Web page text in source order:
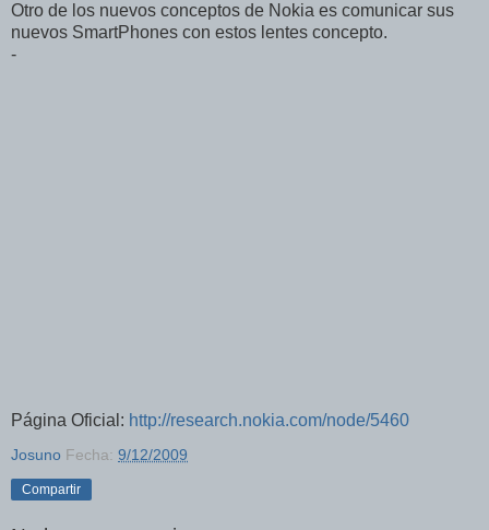
Otro de los nuevos conceptos de Nokia es comunicar sus
nuevos SmartPhones con estos lentes concepto.
-
Página Oficial: http://research.nokia.com/node/5460
Josuno Fecha: 9/12/2009
Compartir